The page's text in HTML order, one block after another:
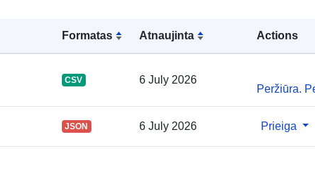
Formatas Atnaujinta Actions
CSV 6 July 2026
Peržiūra.
JSON 6 July 2026 Prieiga
El.
Katalogo įrašas:
30